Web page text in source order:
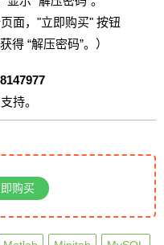
面，"立即购买" 按钮
“解压密码”。）
持。
购买